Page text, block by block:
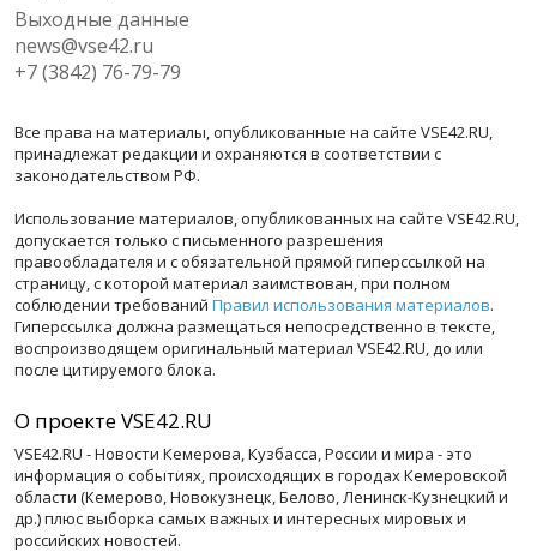
Выходные данные
news@vse42.ru
+7 (3842) 76-79-79
Все права на материалы, опубликованные на сайте VSE42.RU,
принадлежат редакции и охраняются в соответствии с
законодательством РФ.
Использование материалов, опубликованных на сайте VSE42.RU,
допускается только с письменного разрешения
правообладателя и с обязательной прямой гиперссылкой на
страницу, с которой материал заимствован, при полном
соблюдении требований Правил использования материалов.
Гиперссылка должна размещаться непосредственно в тексте,
воспроизводящем оригинальный материал VSE42.RU, до или
после цитируемого блока.
О проекте VSE42.RU
VSE42.RU - Новости Кемерова, Кузбасса, России и мира - это
информация о событиях, происходящих в городах Кемеровской
области (Кемерово, Новокузнецк, Белово, Ленинск-Кузнецкий и
др.) плюс выборка самых важных и интересных мировых и
российских новостей.